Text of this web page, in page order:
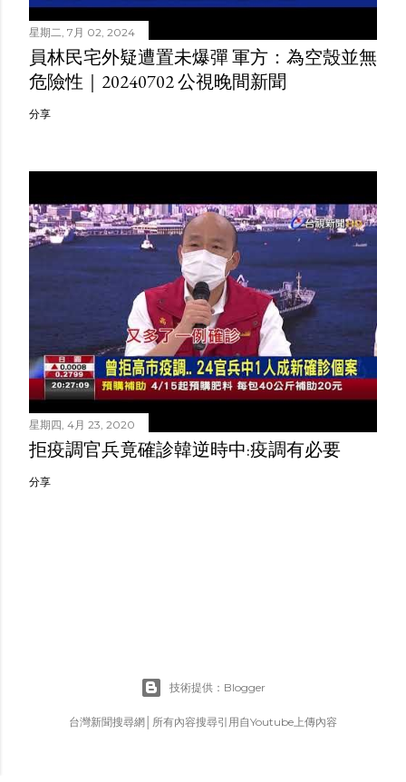
星期二, 7月 02, 2024
員林民宅外疑遭置未爆彈 軍方：為空殼並無
危險性｜20240702 公視晚間新聞
分享
星期四, 4月 23, 2020
拒疫調官兵竟確診韓逆時中:疫調有必要
分享
技術提供：Blogger
台灣新聞搜尋網│所有內容搜尋引用自Youtube上傳內容